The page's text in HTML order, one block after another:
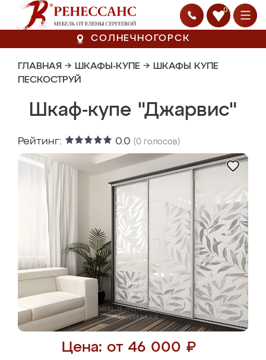
0
СОЛНЕЧНОГОРСК
ГЛАВНАЯ → ШКАФЫ-КУПЕ → ШКАФЫ КУПЕ
ПЕСКОСТРУЙ
Шкаф-купе "Джарвис"
Рейтинг: 0.0 (0 голосов)
Цена: от 46 000 ₽